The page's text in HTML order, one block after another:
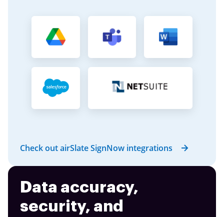
Check out airSlate SignNow integrations
Data accuracy,
security, and